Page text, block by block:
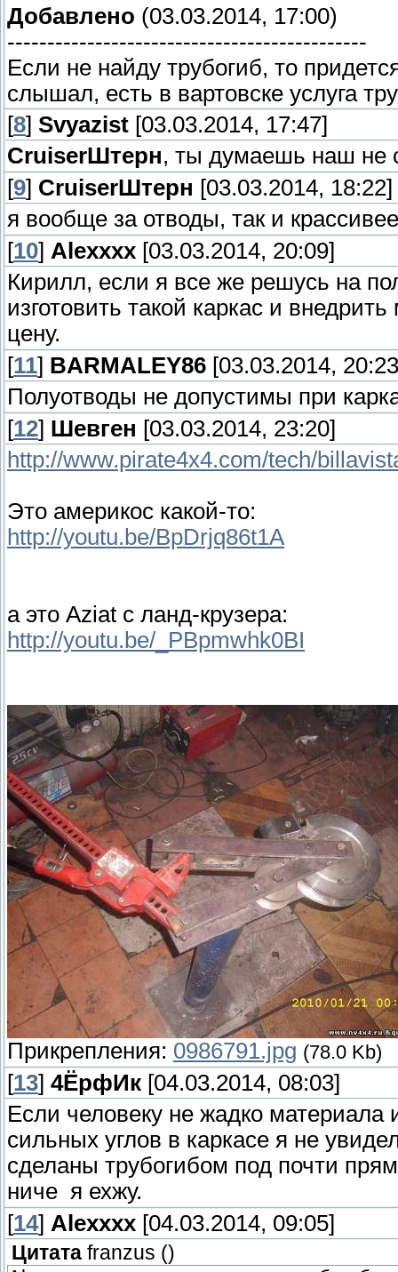
Добавлено (03.03.2014, 17:00)
---------------------------------------------
Если не найду трубогиб, то
слышал, есть в вартовске услуга
[8] Svyazist [03.03.2014, 17:47]
СruiserШтерн, ты думаешь наш не
[9] СruiserШтерн [03.03.2014, 18:22]
я вообще за отводы, так и
[10] Alexxxx [03.03.2014, 20:09]
Кирилл, если я все же решусь на
изготовить такой каркас и
цену.
[11] BARMALEY86 [03.03.2014,
Полуотводы не допустимы при
[12] Шевген [03.03.2014, 23:20]
http://www.pirate4x4.com/tech/
Это америкос какой-то:
http://youtu.be/BpDrjq86t1A
а это Aziat с ланд-крузера:
http://youtu.be/_PBpmwhk0BI
Прикрепления: 0986791.jpg (78.0 Kb)
[13] 4ЁрфИк [04.03.2014, 08:03]
Если человеку не жадко материала
сильных углов в каркасе я не
сделаны трубогибом под почти
ниче я ехжу.
[14] Alexxxx [04.03.2014, 09:05]
Цитата franzus ()